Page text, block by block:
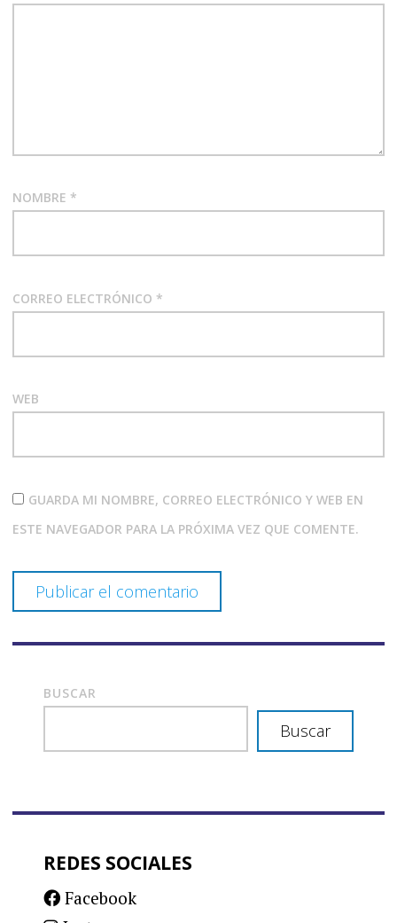
NOMBRE *
CORREO ELECTRÓNICO *
WEB
GUARDA MI NOMBRE, CORREO ELECTRÓNICO Y WEB EN
ESTE NAVEGADOR PARA LA PRÓXIMA VEZ QUE COMENTE.
BUSCAR
Buscar
REDES SOCIALES
Facebook